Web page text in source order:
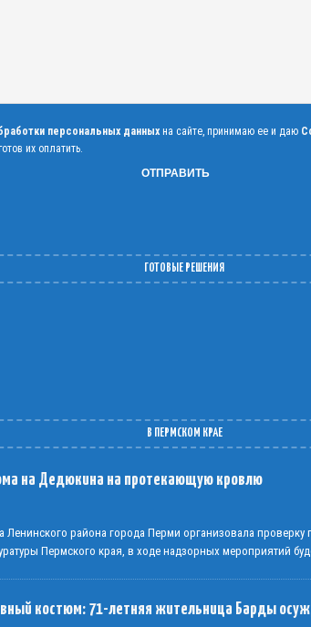
персональных данных на сайте, принимаю ее и даю
их оплатить.
ГОТОВЫЕ РЕШЕНИЯ
В ПЕРМСКОМ КРАЕ
на Дедюкина на протекающую кровлю
Ленинского района города Перми организовала
Пермского края, в ходе надзорных мероприятий
костюм: 71-летняя жительница Барды